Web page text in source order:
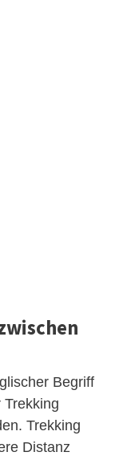
Begriff
Trekking
Trekking
Distanz